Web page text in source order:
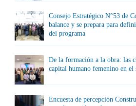
Consejo Estratégico N°53 de
balance y se prepara para
del programa
De la formación a la obra: las
capital humano femenino en el
Encuesta de percepción